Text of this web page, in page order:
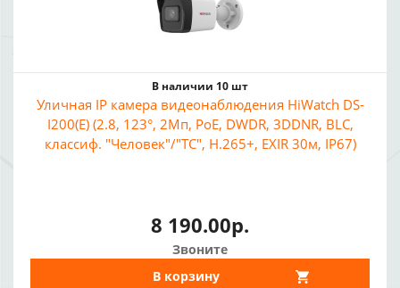
В наличии 10 шт
Уличная IP камера видеонаблюдения HiWatch DS-
I200(E) (2.8, 123°, 2Мп, PoE, DWDR, 3DDNR, BLC,
классиф. "Человек"/"ТС", H.265+, EXIR 30м, IP67)
8 190.00р.
Звоните
В корзину